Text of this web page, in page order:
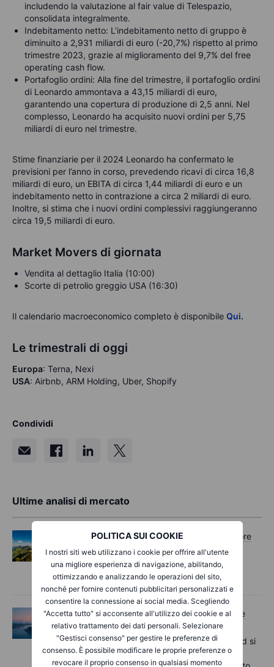
POLITICA SUI COOKIE
I nostri siti web utilizzano i cookie per offrire all'utente
una migliore esperienza di navigazione, abilitando,
ottimizzando e analizzando le operazioni del sito,
nonché per fornire contenuti pubblicitari personalizzati e
consentire la connessione ai social media. Scegliendo
"Accetta tutto" si acconsente all'utilizzo dei cookie e al
relativo trattamento dei dati personali. Selezionare
"Gestisci consenso" per gestire le preferenze di
consenso. È possibile modificare le proprie preferenze o
revocare il proprio consenso in qualsiasi momento
includendo la valutazione al fair value di Telespazio,
consolidata integralmente.
Indebitamento netto: L’indebitamento netto di gruppo è
diminuito a 2,931 miliardi di euro (-20,7%) rispetto al primo
trimestre 2023, grazie al miglioramento del 9,7% del free
operating cash flow.
Portafoglio ordini: Alla fine del trimestre, il portafoglio ordini
di Leonardo ammontava a 43,15 miliardi di euro,
garantendo una copertura di produzione di 2,5 anni. Nel
complesso, Leonardo ha acquisito nuovi ordini per 5,75
miliardi di euro nel trimestre.
Stime finanziarie per il 2024 Leonardo ha confermato le
previsioni per l’anno in corso, prevedendo ricavi di circa 16,8
miliardi di euro, un EBITA di circa 1,44 miliardi di euro e un
indebitamento netto in contrazione a circa 2 miliardi di euro.
Inoltre, si stima che i nuovi ordini complessivi raggiungeranno
circa 19,5 miliardi di euro.
Market Movers di giornata
Vendita al dettaglio Italia (10:00)
Scorte di petrolio greggio USA (16:30)
Il calendario macroeconomico completo è disponibile Qui.
Le trimestrali di oggi
Europa: Terna, Nexi
USA: Airbnb, ARM Holding, Uber, Shopify
Condividi
Ultime analisi di mercato
Opzioni
Mercoledì 05 agosto 2026, ore
11:30
Options Brief - I record si estendono,
aumentano le coperture – 5 agosto 2026
Macro
Mercoledì 05 agosto 2026, ore
06:02
Rapida panoramica del mercato - I record si
aggiornano grazie alle speranze di un